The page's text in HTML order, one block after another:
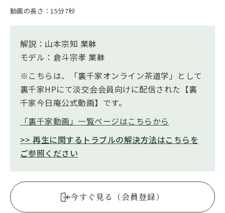
動画の長さ：15分7秒
解説：山本宗知 業躰
モデル：倉斗宗孝 業躰
※こちらは、「裏千家オンライン茶道学」として
裏千家HPにて淡交会会員向けに配信された【裏
千家今日庵公式動画】です。
「裏千家動画」一覧ページはこちらから
>> 再生に関するトラブルの解決方法はこちらを
ご参照ください
今すぐ見る（会員登録）